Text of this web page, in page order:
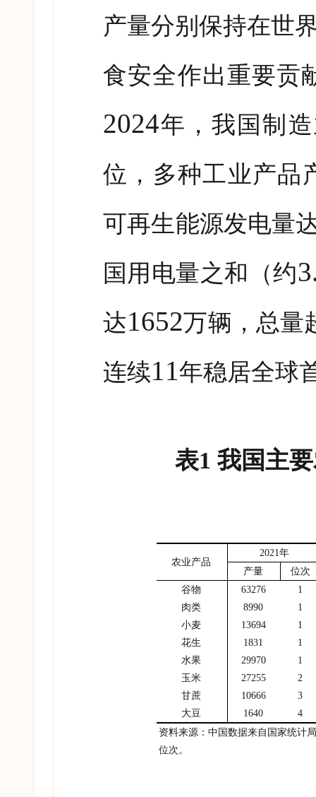
产量分别保持在世
食安全作出重要贡
2024年，我国制
位，多种工业产品
可再生能源发电量
国用电量之和（约
达1652万辆，总量
连续11年稳居全球
表1 我国主
农业产品
2021年
产量
位次
谷物
63276
1
肉类
8990
1
小麦
13694
1
花生
1831
1
水果
29970
1
玉米
27255
2
甘蔗
10666
3
大豆
1640
4
资料来源：中国数据来自国家统计
位次。